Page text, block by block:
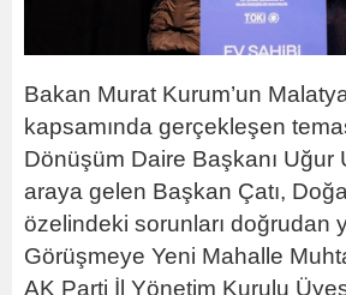
Bakan Murat Kurum’un
kapsamında gerçekleşen
Dönüşüm Daire Başkanı Uğur
araya gelen Başkan Çatı,
özelindeki sorunları doğrudan
Görüşmeye Yeni Mahalle
AK Parti İl Yönetim Kurulu